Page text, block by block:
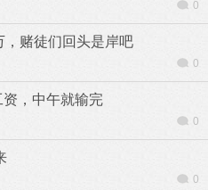
0
，赌徒们回头是岸吧
0
，中午就输完
0
0